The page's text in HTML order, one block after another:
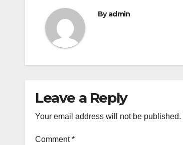
Byadmin
Leave a Reply
Your email address will not be published.
Comment*